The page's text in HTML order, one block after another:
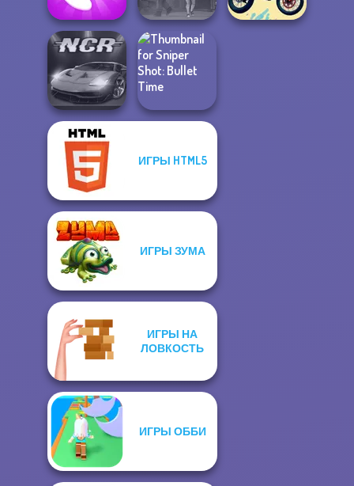
Fun Colors Vortex 9
Night City Racing
Sniper Shot:
ИГРЫ HTML5
ИГРЫ ЗУМА
ИГРЫ НА
ЛОВКОСТЬ
ИГРЫ ОББИ